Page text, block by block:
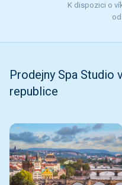
K dispozici o
Prodejny Spa Studio
republice